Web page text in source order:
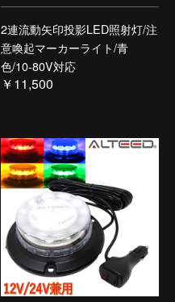
2連流動矢印投影LED照射灯/注
意喚起マーカーライト/青
色/10-80V対応
￥11,500